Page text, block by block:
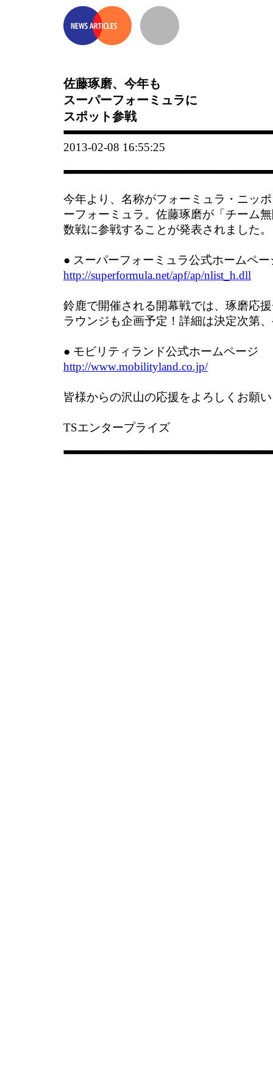
佐藤琢磨、今年も
スーパーフォーミュラに
スポット参戦
2013-02-08 16:55:25
今年より、名称がフォーミュラ・ニッ
ーフォーミュラ。佐藤琢磨が「チーム
数戦に参戦することが発表されました。
● スーパーフォーミュラ公式ホームペー
http://superformula.net/apf/ap/nlist_h.dll
鈴鹿で開催される開幕戦では、琢磨応
ラウンジも企画予定！詳細は決定次第
● モビリティランド公式ホームページ
http://www.mobilityland.co.jp/
皆様からの沢山の応援をよろしくお願
TSエンタープライズ